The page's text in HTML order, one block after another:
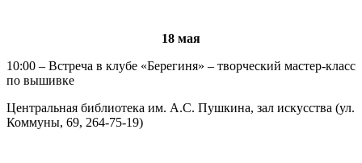
18 мая
10:00 – Встреча в клубе «Берегиня» – творческий мастер-класс
по вышивке
Центральная библиотека им. А.С. Пушкина, зал искусства (ул.
Коммуны, 69, 264-75-19)